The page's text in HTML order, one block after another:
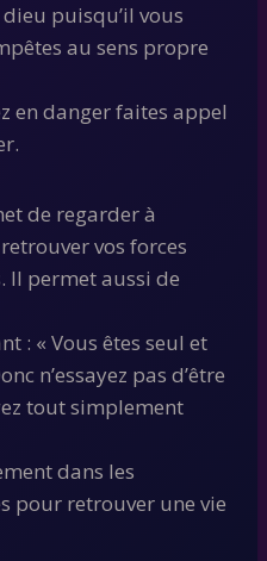
puisqu’il vous
au sens propre
en danger faites appel
de regarder à
vos forces
Il permet aussi de
: « Vous êtes seul et
n’essayez pas d’être
tout simplement
dans les
pour retrouver une vie